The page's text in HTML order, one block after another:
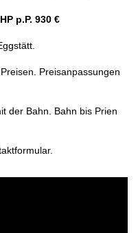
p.P. 930 €
Preisanpassungen
der Bahn. Bahn bis Prien